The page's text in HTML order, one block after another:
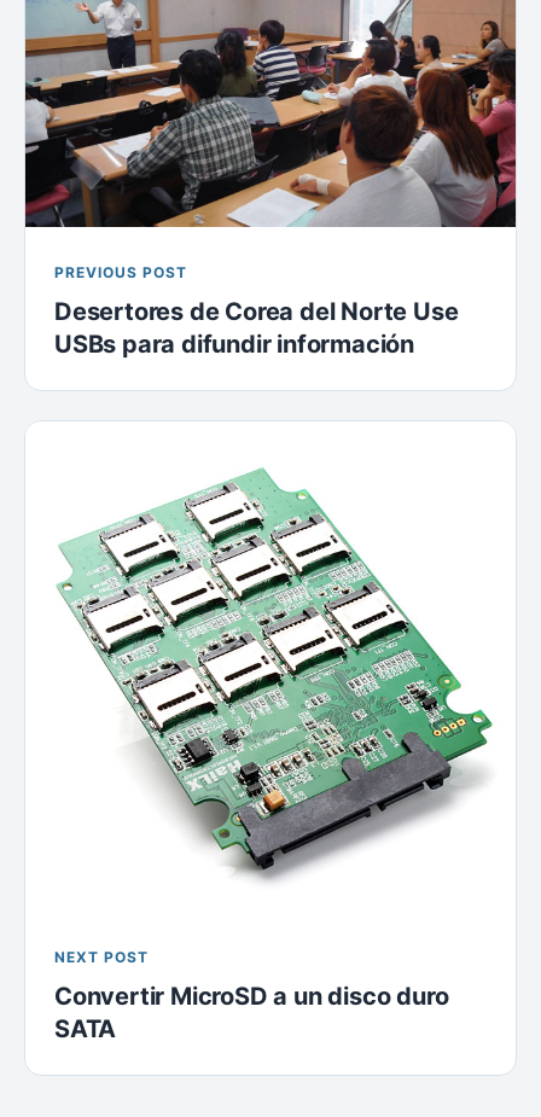
PREVIOUS POST
Desertores de Corea del Norte Use
USBs para difundir información
NEXT POST
Convertir MicroSD a un disco duro
SATA